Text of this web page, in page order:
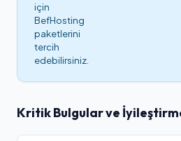
için
BefHosting
paketlerini
tercih
edebilirsiniz.
Kritik Bulgular ve